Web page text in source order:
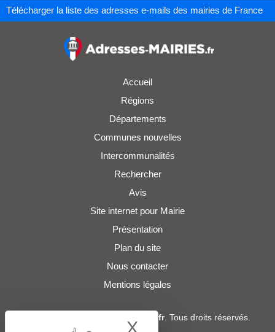
Télécharger la liste des adresses e-mails des mairies de France
Accueil
Régions
Départements
Communes nouvelles
Intercommunalités
Rechercher
Avis
Site internet pour Mairie
Présentation
Plan du site
Nous contacter
Mentions légales
Adresses-Mairies.fr. Tous droits réservés.
X